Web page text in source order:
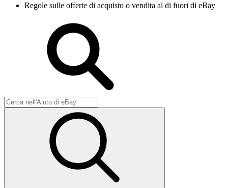
Regole sulle offerte di acquisto o vendita al di fuori di eBay